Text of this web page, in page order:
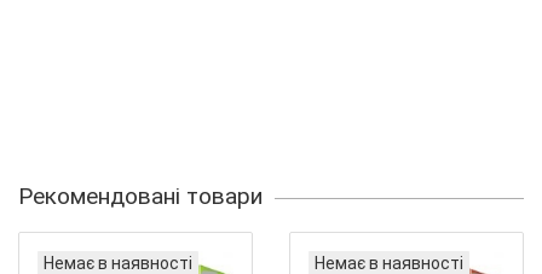
Рекомендовані товари
Немає в наявності Немає в наявності